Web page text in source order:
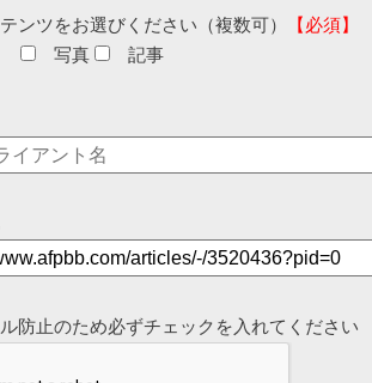
ンツをお選びください（複数可）
【必須】
写真 記事
防止のため必ずチェックを入れてください